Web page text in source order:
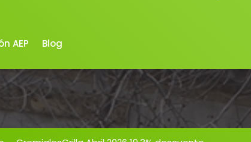
AEP Blog